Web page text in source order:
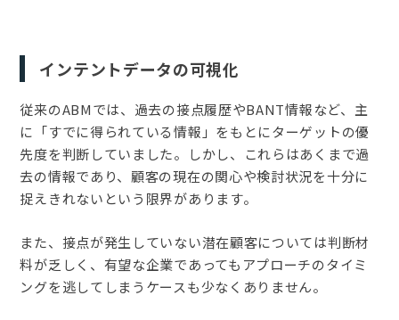
インテントデータの可視化
従来のABMでは、過去の接点履歴やBANT情報など、主
に「すでに得られている情報」をもとにターゲットの優
先度を判断していました。しかし、これらはあくまで過
去の情報であり、顧客の現在の関心や検討状況を十分に
捉えきれないという限界があります。
また、接点が発生していない潜在顧客については判断材
料が乏しく、有望な企業であってもアプローチのタイミ
ングを逃してしまうケースも少なくありません。